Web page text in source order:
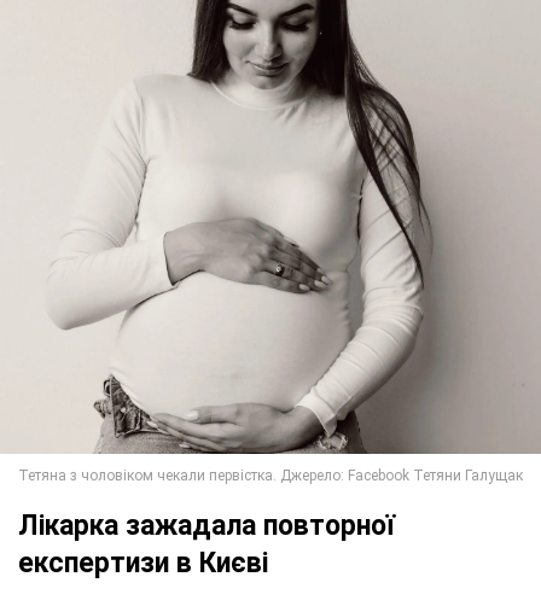
Лікарка зажадала повторної
експертизи в Києві